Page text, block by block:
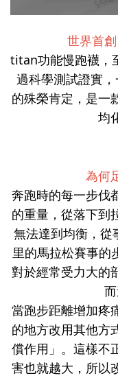
世界首
titan功能慢跑襪，
過科學測試證實
的殊榮肯定，是一
均
為何
奔跑時的每一步伐
的重量，從落下到
無法達到均衡，從
里的馬拉松賽事的
對於經常受力大的
當跑步距離增加疼
的地方改用其他方
償作用」。這樣不
害也就越大，所以